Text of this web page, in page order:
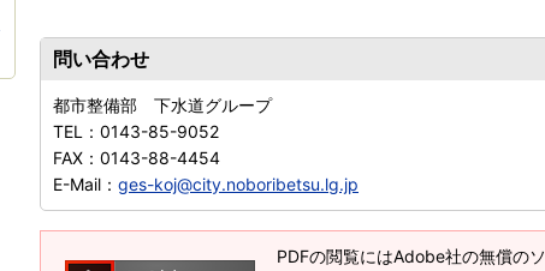
問い合わせ
都市整備部 下水道グループ
TEL： 0143-85-9052
FAX： 0143-88-4454
E-Mail： ges-koj@city.noboribetsu.lg.jp
PDFの閲覧にはAdobe社の無償の